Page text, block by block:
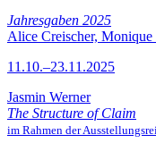
Jahresgaben 2025
Alice Creischer,
11.10.–23.11.2025
Jasmin Werner
The Structure of Claim
im Rahmen der